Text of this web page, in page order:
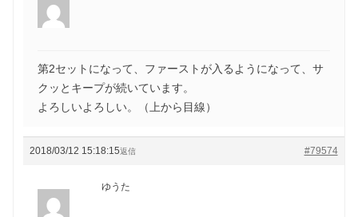
第2セットになって、ファーストが入るようになって、サ
クッとキープが続いています。
よろしいよろしい。（上から目線）
2018/03/12 15:18:15 #79574
返信
ゆうた